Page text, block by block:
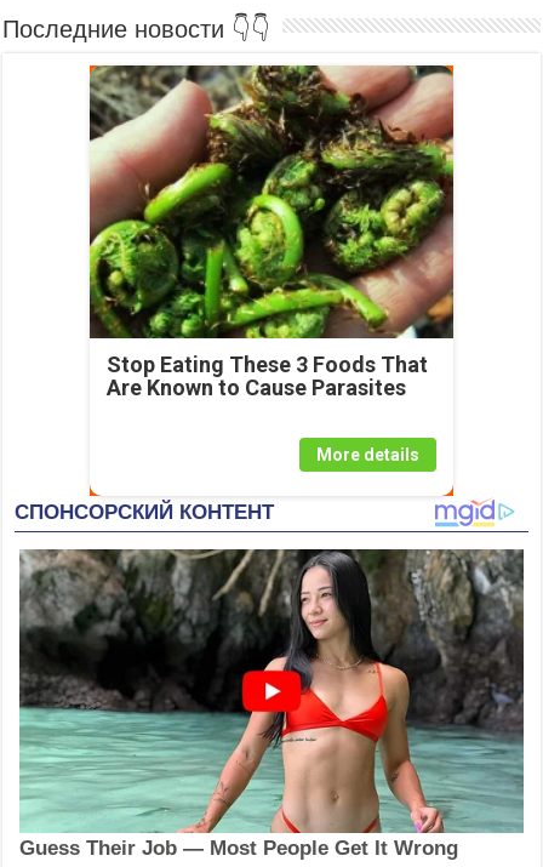
Последние новости 👇👇
Stop Eating These 3 Foods That
Are Known to Cause Parasites
More details